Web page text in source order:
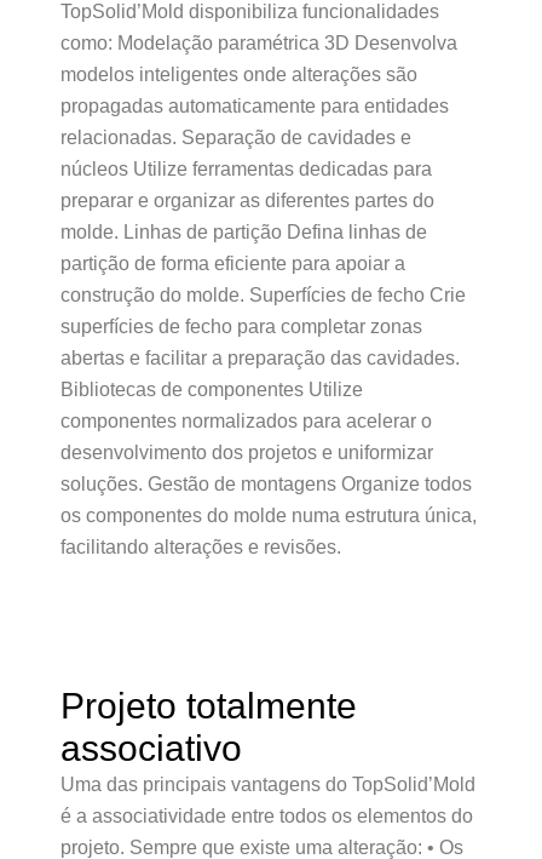
TopSolid’Mold disponibiliza funcionalidades
como: Modelação paramétrica 3D Desenvolva
modelos inteligentes onde alterações são
propagadas automaticamente para entidades
relacionadas. Separação de cavidades e
núcleos Utilize ferramentas dedicadas para
preparar e organizar as diferentes partes do
molde. Linhas de partição Defina linhas de
partição de forma eficiente para apoiar a
construção do molde. Superfícies de fecho Crie
superfícies de fecho para completar zonas
abertas e facilitar a preparação das cavidades.
Bibliotecas de componentes Utilize
componentes normalizados para acelerar o
desenvolvimento dos projetos e uniformizar
soluções. Gestão de montagens Organize todos
os componentes do molde numa estrutura única,
facilitando alterações e revisões.
Projeto totalmente
associativo
Uma das principais vantagens do TopSolid’Mold
é a associatividade entre todos os elementos do
projeto. Sempre que existe uma alteração: • Os